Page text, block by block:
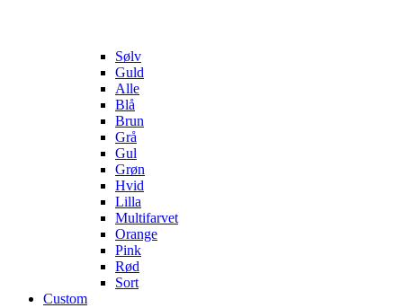
Sølv
Guld
Alle
Blå
Brun
Grå
Gul
Grøn
Hvid
Lilla
Multifarvet
Orange
Pink
Rød
Sort
Custom